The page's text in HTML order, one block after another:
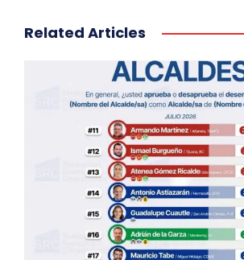
Related Articles